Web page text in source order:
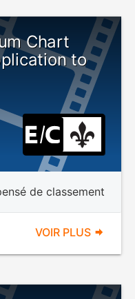
Chart
to
de classement
VOIR PLUS